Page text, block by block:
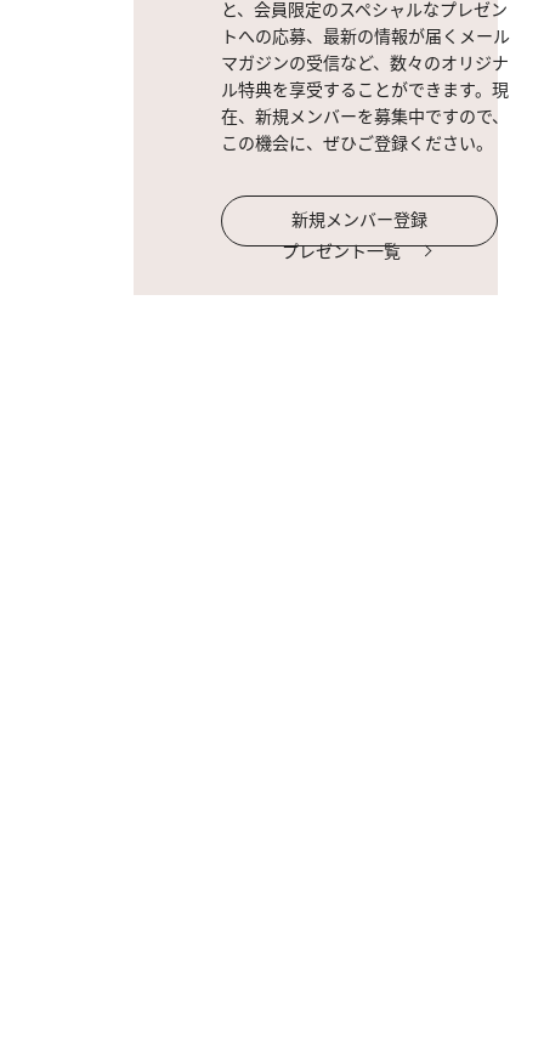
と、会員限定のスペシャルなプレゼン
トへの応募、最新の情報が届くメール
マガジンの受信など、数々のオリジナ
ル特典を享受することができます。現
在、新規メンバーを募集中ですので、
この機会に、ぜひご登録ください。
新規メンバー登録
プレゼント一覧